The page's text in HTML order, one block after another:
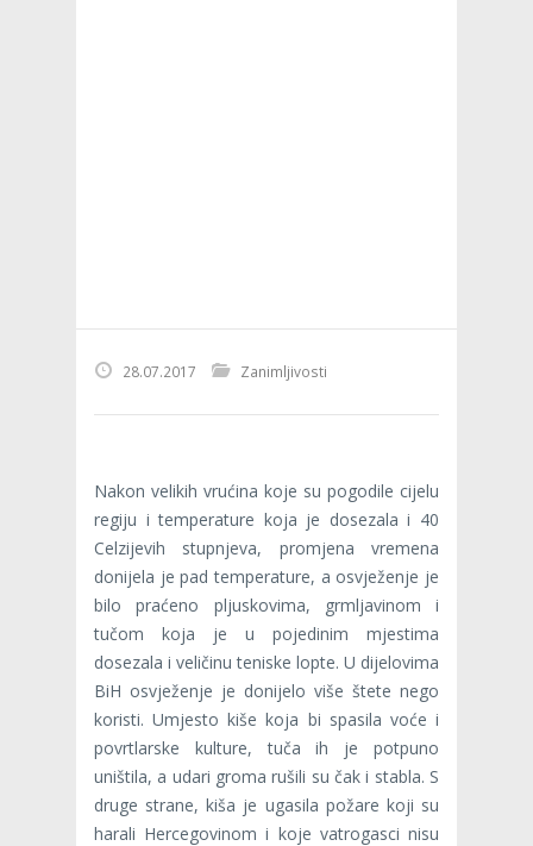
28.07.2017 Zanimljivosti
Nakon velikih vrućina koje su pogodile cijelu
regiju i temperature koja je dosezala i 40
Celzijevih stupnjeva, promjena vremena
donijela je pad temperature, a osvježenje je
bilo praćeno pljuskovima, grmljavinom i
tučom koja je u pojedinim mjestima
dosezala i veličinu teniske lopte. U dijelovima
BiH osvježenje je donijelo više štete nego
koristi. Umjesto kiše koja bi spasila voće i
povrtlarske kulture, tuča ih je potpuno
uništila, a udari groma rušili su čak i stabla. S
druge strane, kiša je ugasila požare koji su
harali Hercegovinom i koje vatrogasci nisu